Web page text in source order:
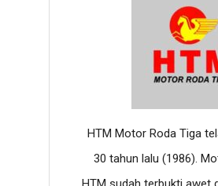
HTM Motor Roda Tiga
30 tahun lalu (1986).